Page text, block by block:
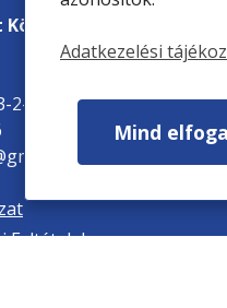
Adatkezelési
Mind
16
Feltételek